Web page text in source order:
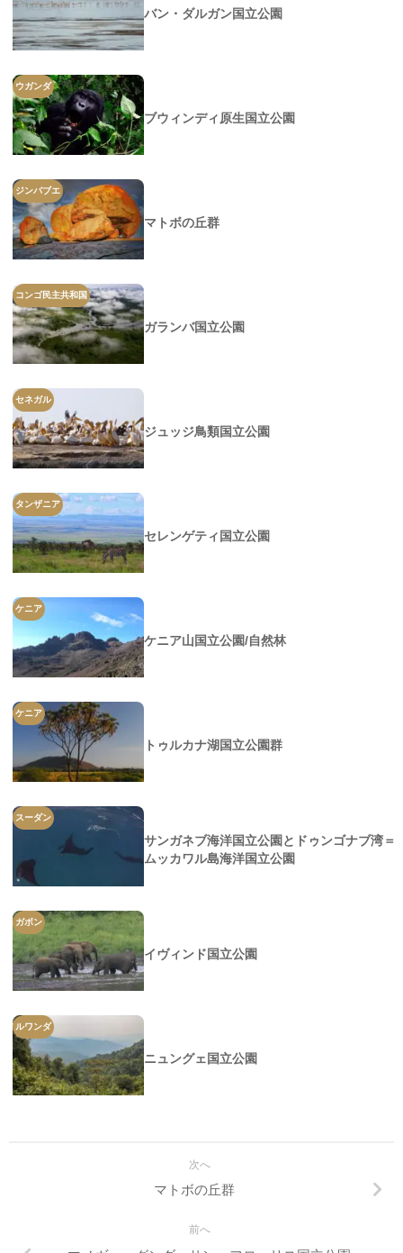
バン・ダルガン国立公園
ウガンダ
ブウィンディ原生国立公園
ジンバブエ
マトボの丘群
コンゴ民主共和国
ガランバ国立公園
セネガル
ジュッジ鳥類国立公園
タンザニア
セレンゲティ国立公園
ケニア
ケニア山国立公園/自然林
ケニア
トゥルカナ湖国立公園群
スーダン
サンガネブ海洋国立公園とドゥンゴナブ湾＝
ムッカワル島海洋国立公園
ガボン
イヴィンド国立公園
ルワンダ
ニュングェ国立公園
次へ
マトボの丘群
前へ